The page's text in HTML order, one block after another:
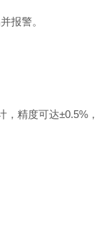
报警。
精度可达±0.5%